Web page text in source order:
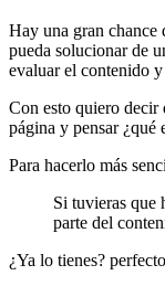
Hay una gran chance
pueda solucionar de
evaluar el contenido
Con esto quiero decir
página y pensar ¿qué
Para hacerlo más
Si tuvieras que
parte del
¿Ya lo tienes?